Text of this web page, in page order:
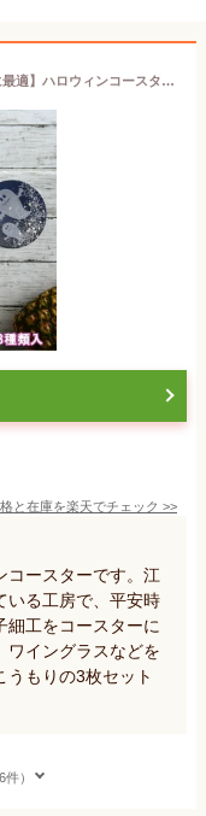
＼最大250円OFFクーポン／【買い回りに最適】ハロウィンコースター おしゃれ かわいい 送料無料 WEB限定 メール便 おばけこうもり 菊池襖紙工場直販
と在庫を楽天でチェック >>
コースターです。江
いる工房で、平安時
細工をコースターに
ワイングラスなどを
もりの3枚セット
）